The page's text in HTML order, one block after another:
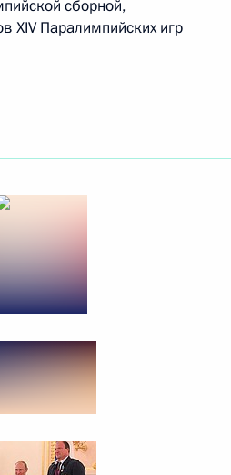
сборной,
XIV Паралимпийских игр